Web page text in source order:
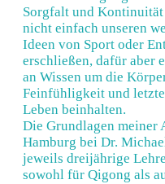
Sorgfalt und
nicht einfach unseren
Ideen von Sport oder
erschließen, dafür aber
an Wissen um die
Feinfühligkeit und
Leben beinhalten.
Die Grundlagen meiner
Hamburg bei Dr.
jeweils dreijährige
sowohl für Qigong als